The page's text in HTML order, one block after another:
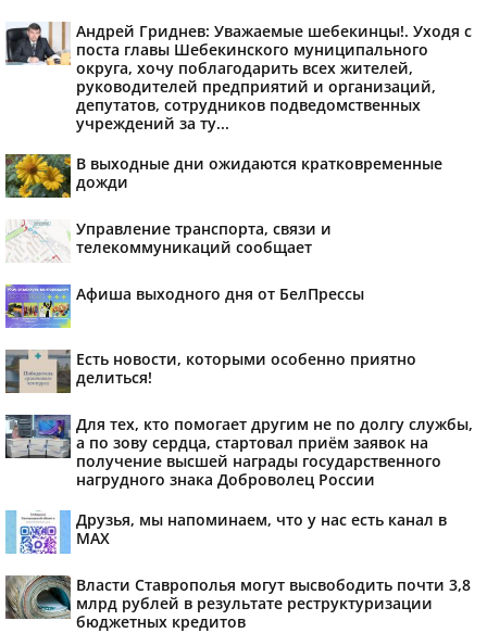
Андрей Гриднев: Уважаемые шебекинцы!. Уходя с
поста главы Шебекинского муниципального
округа, хочу поблагодарить всех жителей,
руководителей предприятий и организаций,
депутатов, сотрудников подведомственных
учреждений за ту...
В выходные дни ожидаются кратковременные
дожди
Управление транспорта, связи и
телекоммуникаций сообщает
Афиша выходного дня от БелПрессы
Есть новости, которыми особенно приятно
делиться!
Для тех, кто помогает другим не по долгу службы,
а по зову сердца, стартовал приём заявок на
получение высшей награды государственного
нагрудного знака Доброволец России
Друзья, мы напоминаем, что у нас есть канал в
МАХ
Власти Ставрополья могут высвободить почти 3,8
млрд рублей в результате реструктуризации
бюджетных кредитов